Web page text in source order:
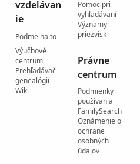
vzdelávan
ie
Poďme na to
Výučbové
centrum
Prehľadávač
genealógií
Wiki
Pomoc pri
vyhľadávaní
Významy
priezvisk
Právne
centrum
Podmienky
používania
FamilySearch
Oznámenie o
ochrane
osobných
údajov